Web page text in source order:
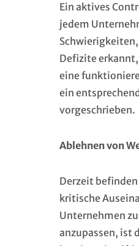
Ein aktives
jedem
Defizite
eine
ein
vorgeschrieben.
Ablehnen von
Derzeit
kritische
Unternehmen
anzupassen, ist